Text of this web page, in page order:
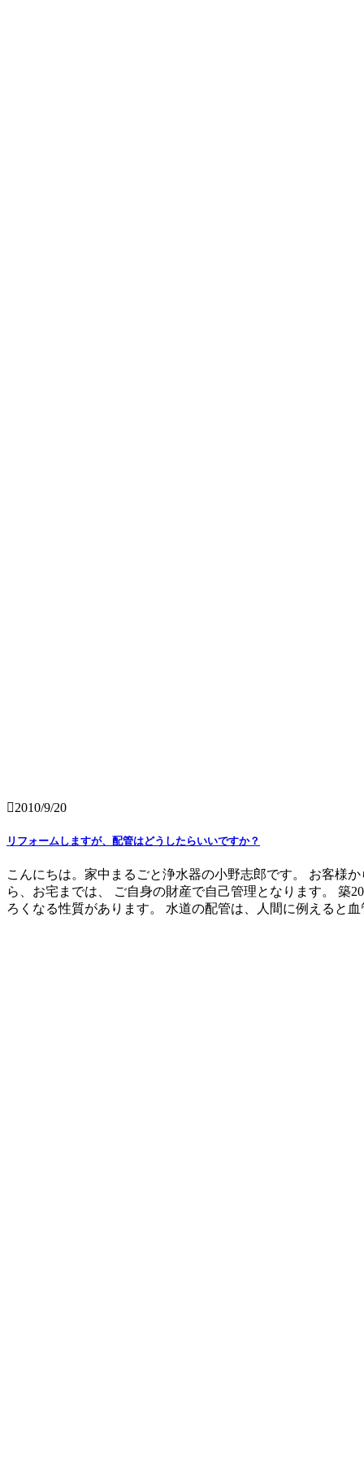
2010/9/20
リフォームしますが、配管はどうしたらいいですか？
こんにちは。家中まるごと浄水器の小野志郎です。 お客様
ら、お宅までは、 ご自身の財産で自己管理となります。 築
ろくなる性質があります。 水道の配管は、人間に例えると